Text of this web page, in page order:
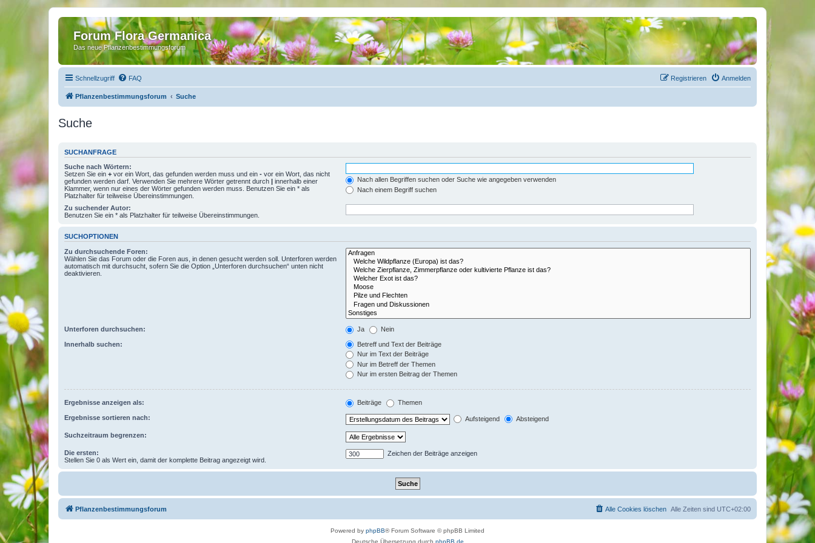
Forum Flora Germanica
Das neue Pflanzenbestimmungsforum
Schnellzugriff FAQ Anmelden
Registrieren
Pflanzenbestimmungsforum Suche
Suche
SUCHANFRAGE
Suche nach Wörtern:
Setzen Sie ein + vor ein Wort, das gefunden werden muss und ein - vor ein Wort, das nicht
gefunden werden darf. Verwenden Sie mehrere Wörter getrennt durch | innerhalb einer
Klammer, wenn nur eines der Wörter gefunden werden muss. Benutzen Sie ein * als
Platzhalter für teilweise Übereinstimmungen.
Nach allen Begriffen suchen oder Suche wie angegeben verwenden
Nach einem Begriff suchen
Zu suchender Autor:
Benutzen Sie ein * als Platzhalter für teilweise Übereinstimmungen.
SUCHOPTIONEN
Zu durchsuchende Foren:
Wählen Sie das Forum oder die Foren aus, in denen gesucht werden soll. Unterforen werden
automatisch mit durchsucht, sofern Sie die Option „Unterforen durchsuchen“ unten nicht
deaktivieren.
Unterforen durchsuchen: Ja Nein
Innerhalb suchen:
Betreff und Text der Beiträge
Nur im Text der Beiträge
Nur im Betreff der Themen
Nur im ersten Beitrag der Themen
Ergebnisse anzeigen als: Beiträge Themen
Ergebnisse sortieren nach: Aufsteigend Absteigend
Suchzeitraum begrenzen:
Die ersten:
Stellen Sie 0 als Wert ein, damit der komplette Beitrag angezeigt wird.
Zeichen der Beiträge anzeigen
Pflanzenbestimmungsforum Alle Zeiten sind UTC+02:00
Alle Cookies löschen
Powered by phpBB® Forum Software © phpBB Limited
Deutsche Übersetzung durch phpBB.de